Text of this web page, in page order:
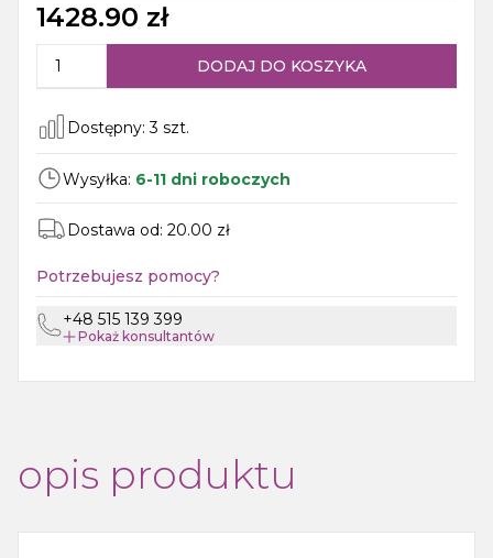
1428.90 zł
DODAJ DO KOSZYKA
Dostępny:3 szt.
Wysyłka: 6-11 dni roboczych
Dostawa od: 20.00 zł
Potrzebujesz pomocy?
+48 515 139 399
Pokaż konsultantów
opis produktu